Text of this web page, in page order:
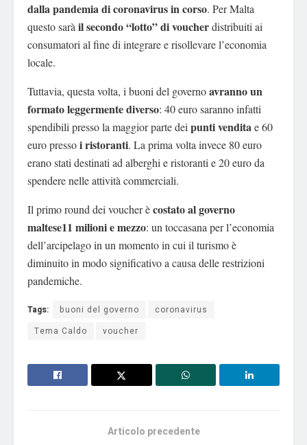
dalla pandemia di coronavirus in corso. Per Malta
questo sarà il secondo “lotto” di voucherdistribuiti ai
consumatori al fine di integrare e risollevare l’economia
locale.
Tuttavia, questa volta, i buoni del governoavranno un
formato leggermente diverso: 40 euro saranno infatti
spendibili presso la maggior parte dei punti venditae 60
euro pressoi ristoranti. La prima volta invece 80 euro
erano stati destinati ad alberghi e ristoranti e 20 euro da
spendere nelle attività commerciali.
Il primo round dei voucher ècostato al governo
maltese11 milioni e mezzo: un toccasana per l’economia
dell’arcipelago in un momento in cui il turismo è
diminuito in modo significativo a causa delle restrizioni
pandemiche.
Tags: buoni del governo
coronavirus
Tema Caldo
voucher
Articolo precedente